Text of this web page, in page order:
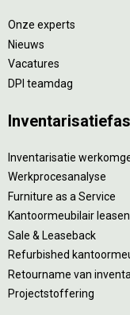
Onze experts
Nieuws
Vacatures
DPI teamdag
Inventarisatie
Werkprocesanalyse
Furniture as a Service
Kantoormeubilair leasen
Sale & Leaseback
Refurbished
Retourname van
Projectstoffering